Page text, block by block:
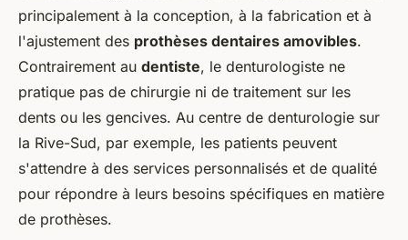
principalement à la conception, à la fabrication et à
l'ajustement des prothèses dentaires amovibles.
Contrairement au dentiste, le denturologiste ne
pratique pas de chirurgie ni de traitement sur les
dents ou les gencives. Au centre de denturologie sur
la Rive-Sud, par exemple, les patients peuvent
s'attendre à des services personnalisés et de qualité
pour répondre à leurs besoins spécifiques en matière
de prothèses.